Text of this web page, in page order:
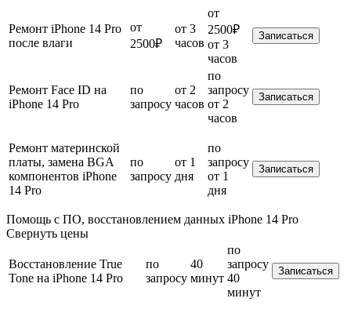
Ремонт iPhone 14 Pro
после влаги
от
2500₽
от 3
часов
от
2500₽
от 3
часов
Записаться
Ремонт Face ID на
iPhone 14 Pro
по
запросу
от 2
часов
по
запросу
от 2
часов
Записаться
Ремонт материнской
платы, замена BGA
компонентов iPhone
14 Pro
по
запросу
от 1
дня
по
запросу
от 1
дня
Записаться
Помощь с ПО, восстановлением данных iPhone 14 Pro
Свернуть цены
Восстановление True
Tone на iPhone 14 Pro
по
запросу
40
минут
по
запросу
40
минут
Записаться